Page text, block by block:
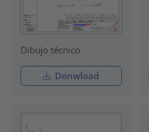
Dibujo técnico
Donwload